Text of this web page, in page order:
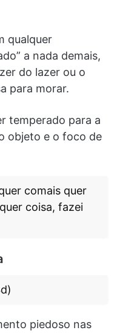
qualquer
a nada demais,
do lazer ou o
para morar.
temperado para a
objeto e o foco de
comais quer
coisa, fazei
piedoso nas